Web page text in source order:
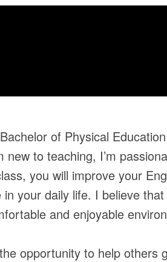
of Physical
new to teaching, I’m
you will improve your
your daily life. I believe
and enjoyable
opportunity to help others